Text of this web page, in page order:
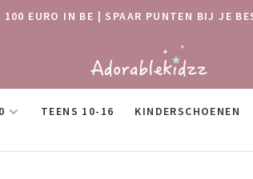
EURO IN BE | SPAAR PUNTEN BIJ JE
TEENS 10-16 KINDERSCHOENEN